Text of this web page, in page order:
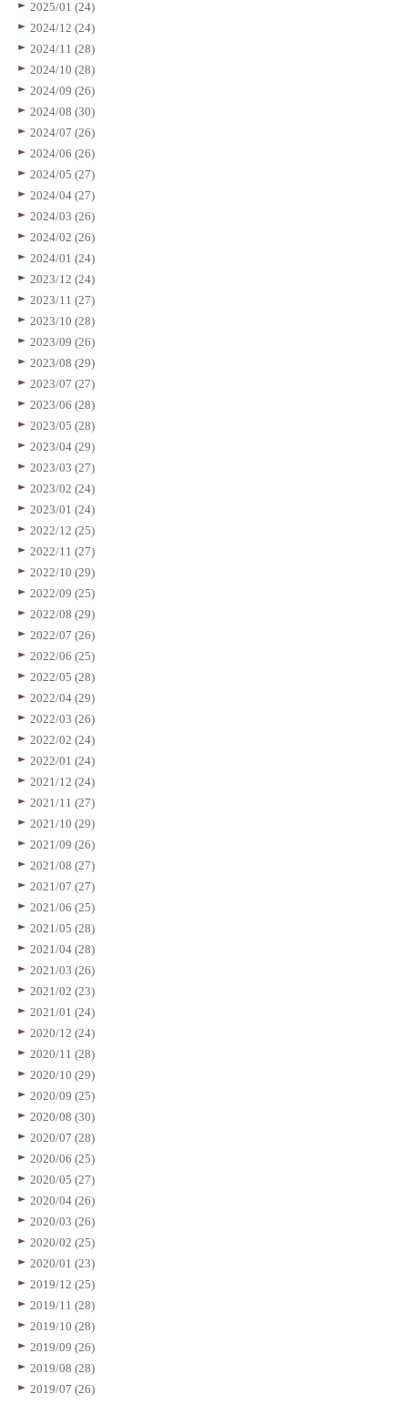
2025/01 (24)
2024/12 (24)
2024/11 (28)
2024/10 (28)
2024/09 (26)
2024/08 (30)
2024/07 (26)
2024/06 (26)
2024/05 (27)
2024/04 (27)
2024/03 (26)
2024/02 (26)
2024/01 (24)
2023/12 (24)
2023/11 (27)
2023/10 (28)
2023/09 (26)
2023/08 (29)
2023/07 (27)
2023/06 (28)
2023/05 (28)
2023/04 (29)
2023/03 (27)
2023/02 (24)
2023/01 (24)
2022/12 (25)
2022/11 (27)
2022/10 (29)
2022/09 (25)
2022/08 (29)
2022/07 (26)
2022/06 (25)
2022/05 (28)
2022/04 (29)
2022/03 (26)
2022/02 (24)
2022/01 (24)
2021/12 (24)
2021/11 (27)
2021/10 (29)
2021/09 (26)
2021/08 (27)
2021/07 (27)
2021/06 (25)
2021/05 (28)
2021/04 (28)
2021/03 (26)
2021/02 (23)
2021/01 (24)
2020/12 (24)
2020/11 (28)
2020/10 (29)
2020/09 (25)
2020/08 (30)
2020/07 (28)
2020/06 (25)
2020/05 (27)
2020/04 (26)
2020/03 (26)
2020/02 (25)
2020/01 (23)
2019/12 (25)
2019/11 (28)
2019/10 (28)
2019/09 (26)
2019/08 (28)
2019/07 (26)